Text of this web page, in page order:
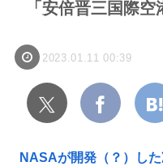
「安倍晋三国際
2023.01.11 00:39
NASAが開発（？）し